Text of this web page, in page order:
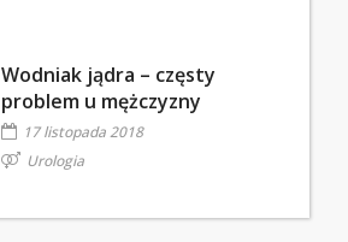
Wodniak jądra – częsty
problem u mężczyzny
17 listopada 2018
Urologia